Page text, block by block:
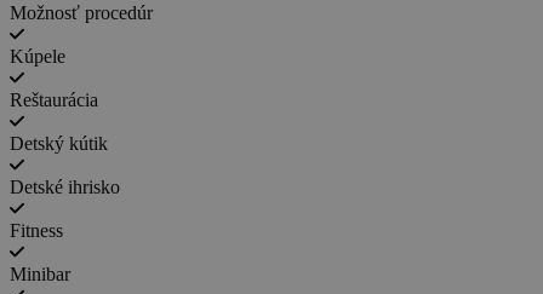
Možnosť procedúr
Kúpele
Reštaurácia
Detský kútik
Detské ihrisko
Fitness
Minibar